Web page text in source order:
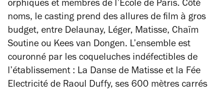
orphiques et membres de l’Ecole de Paris. Côté
noms, le casting prend des allures de film à gros
budget, entre Delaunay, Léger, Matisse, Chaïm
Soutine ou Kees van Dongen. L’ensemble est
couronné par les coqueluches indéfectibles de
l’établissement : La Danse de Matisse et la Fée
Electricité de Raoul Duffy, ses 600 mètres carrés